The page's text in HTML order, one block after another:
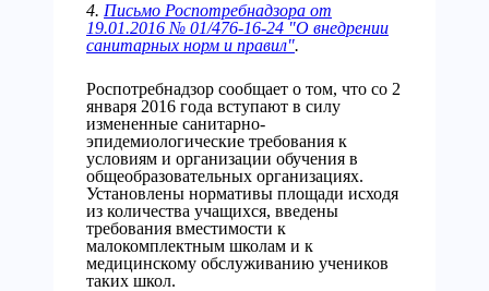
4. Письмо Роспотребнадзора от
19.01.2016 № 01/476-16-24 "О внедрении
санитарных норм и правил".
Роспотребнадзор сообщает о том, что со 2
января 2016 года вступают в силу
измененные санитарно-
эпидемиологические требования к
условиям и организации обучения в
общеобразовательных организациях.
Установлены нормативы площади исходя
из количества учащихся, введены
требования вместимости к
малокомплектным школам и к
медицинскому обслуживанию учеников
таких школ.